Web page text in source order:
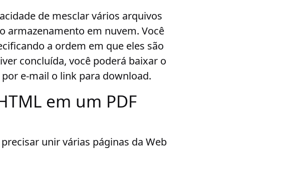
de mesclar vários arquivos
armazenamento em nuvem. Você
a ordem em que eles são
concluída, você poderá baixar o
e-mail o link para download.
em um PDF
unir várias páginas da Web